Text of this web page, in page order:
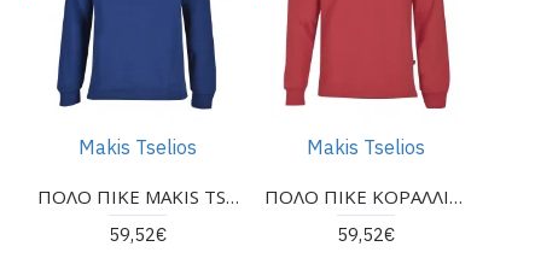
Makis Tselios
ΠΟΛΟ ΠΙΚΕ MAKIS TSELIOS ΣΕ ΚΑΝΟΝΙΚΗ ΓΡΑΜΜΗ ΜΠΛΕ ΡΟΥΑ
59,52€
Makis Tselios
ΠΟΛΟ ΠΙΚΕ ΚΟΡΑΛΛΙ MAKIS TSELIOS
59,52€